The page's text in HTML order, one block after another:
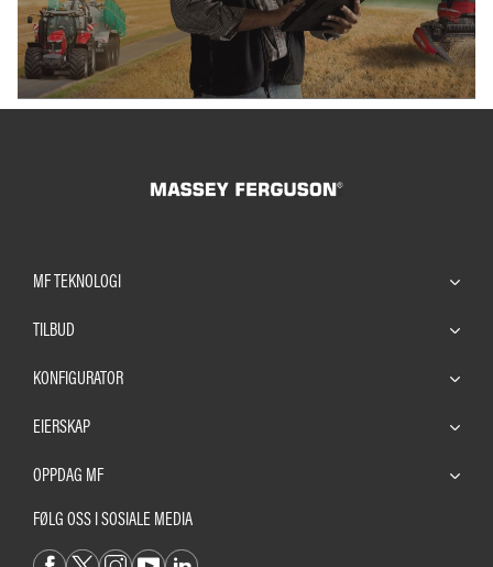
MF TEKNOLOGI
TILBUD
KONFIGURATOR
EIERSKAP
OPPDAG MF
FØLG OSS I SOSIALE MEDIA